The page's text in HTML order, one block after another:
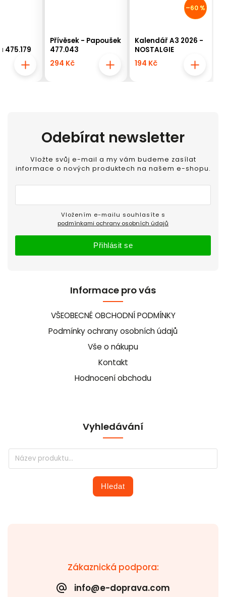
475.179
Přívěsek - Papoušek
477.043
294 Kč
–60 %
Kalendář A3 2026 -
NOSTALGIE
194 Kč
Zákaznická podpora:
info@e-doprava.com
Informace pro vás
VŠEOBECNÉ OBCHODNÍ PODMÍNKY
Podmínky ochrany osobních údajů
Vše o nákupu
Kontakt
Hodnocení obchodu
Odebírat newsletter
Vložte svůj e-mail a my vám budeme zasílat
informace o nových produktech na našem e-shopu.
podmínkami ochrany osobních údajů
Přihlásit se
Vyhledávání
Hledat